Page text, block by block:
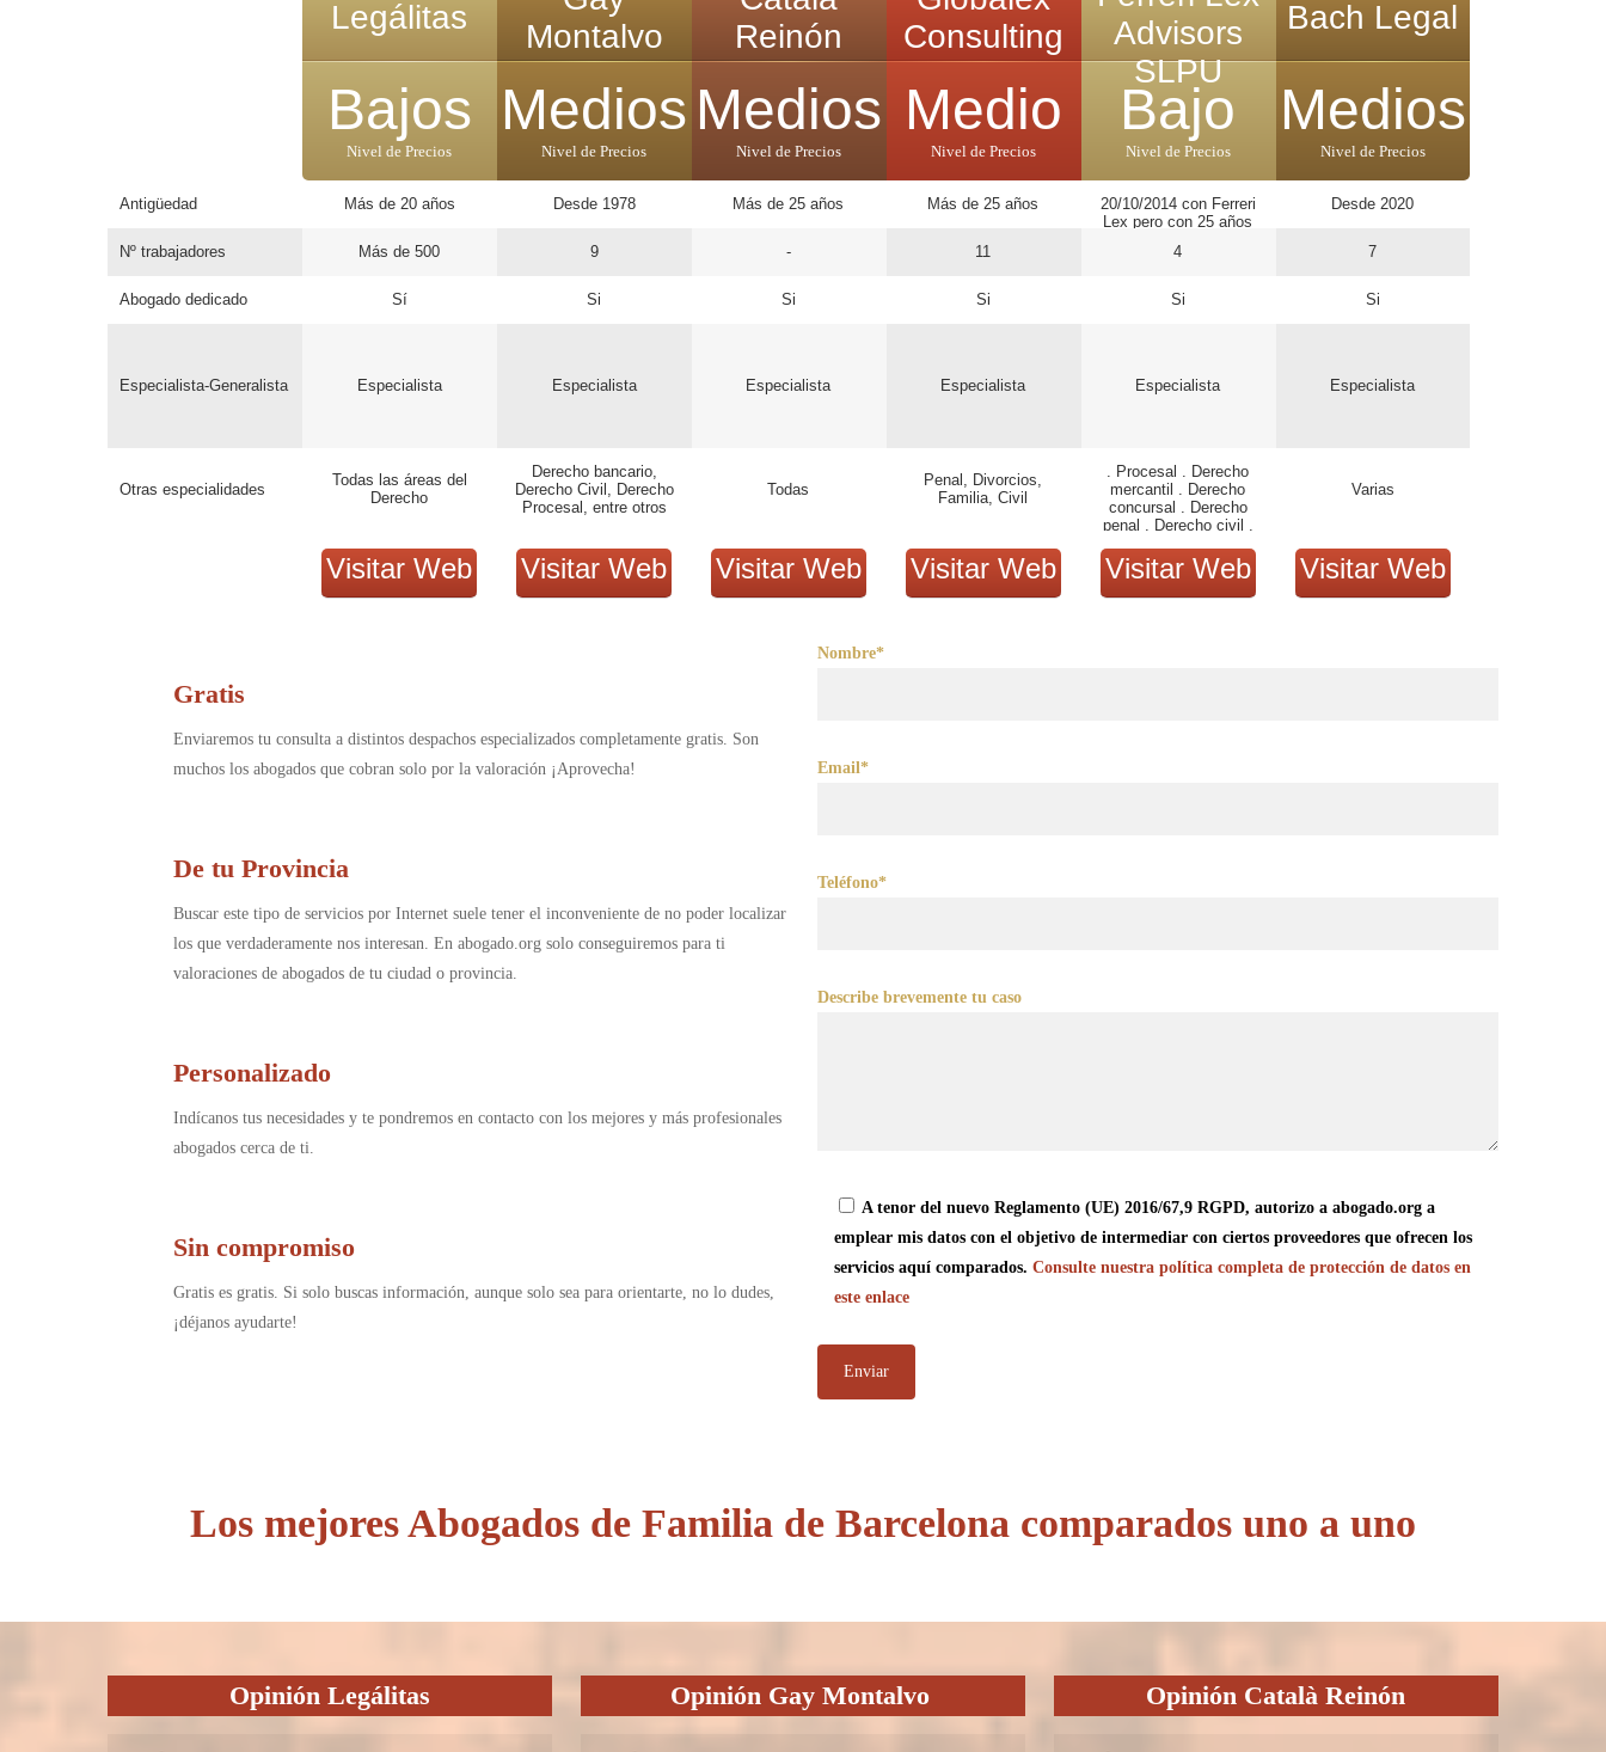
Antigüedad
Nº trabajadores
Abogado dedicado
Especialista-Generalista
Otras especialidades
Legálitas
Bajos
Nivel de Precios
Más de 20 años
Más de 500
Sí
Especialista
Todas las áreas del
Derecho
Visitar Web
Montalvo
Medios
Nivel de Precios
Desde 1978
9
Si
Especialista
Derecho bancario,
Derecho Civil, Derecho
Procesal, entre otros
Visitar Web
Reinón
Medios
Nivel de Precios
Más de 25 años
-
Si
Especialista
Todas
Visitar Web
Consulting
Medio
Nivel de Precios
Más de 25 años
11
Si
Especialista
Penal, Divorcios,
Familia, Civil
Visitar Web
Advisors
SLPU
Bajo
Nivel de Precios
20/10/2014 con Ferreri
Lex pero con 25 años
ejerciendo de abogados
4
Si
Especialista
. Procesal . Derecho
mercantil . Derecho
concursal . Derecho
penal . Derecho civil .
Administración de
empresas . Derecho
laboral
Visitar Web
Bach Legal
Medios
Nivel de Precios
Desde 2020
7
Si
Especialista
Varias
Visitar Web
Gratis
Enviaremos tu consulta a distintos despachos especializados completamente gratis. Son
muchos los abogados que cobran solo por la valoración ¡Aprovecha!
De tu Provincia
Buscar este tipo de servicios por Internet suele tener el inconveniente de no poder localizar
los que verdaderamente nos interesan. En abogado.org solo conseguiremos para ti
valoraciones de abogados de tu ciudad o provincia.
Personalizado
Indícanos tus necesidades y te pondremos en contacto con los mejores y más profesionales
abogados cerca de ti.
Sin compromiso
Gratis es gratis. Si solo buscas información, aunque solo sea para orientarte, no lo dudes,
¡déjanos ayudarte!
Nombre*
Email*
Teléfono*
Describe brevemente tu caso
A tenor del nuevo Reglamento (UE) 2016/67,9 RGPD, autorizo a abogado.org a
emplear mis datos con el objetivo de intermediar con ciertos proveedores que ofrecen los
servicios aquí comparados. Consulte nuestra política completa de protección de datos en
este enlace
Los mejores Abogados de Familia de Barcelona comparados uno a uno
Opinión Legálitas Opinión Gay Montalvo Opinión Català Reinón